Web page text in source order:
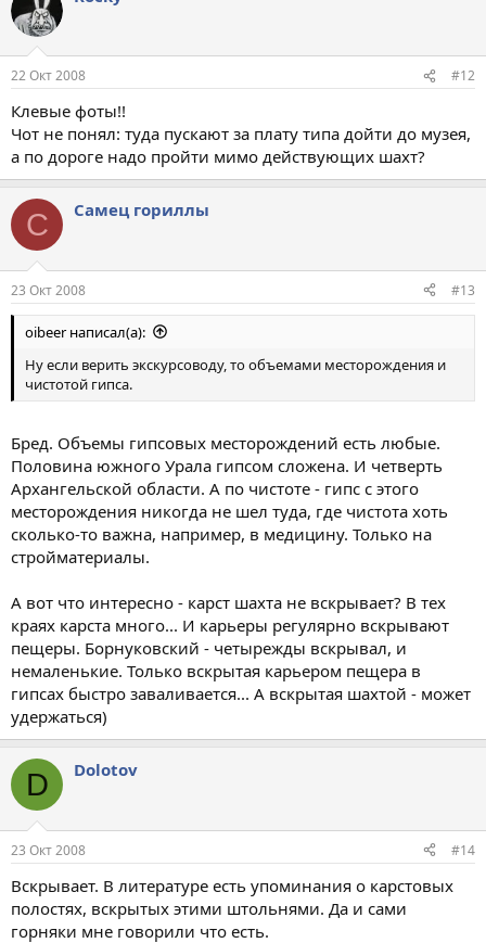
22 Окт 2008 #12
Клевые фоты!!
Чот не понял: туда пускают за плату типа дойти до музея,
а по дороге надо пройти мимо действующих шахт?
С Самец гориллы
23 Окт 2008 #13
oibeer написал(а):
Ну если верить экскурсоводу, то объемами месторождения и
чистотой гипса.
Бред. Объемы гипсовых месторождений есть любые.
Половина южного Урала гипсом сложена. И четверть
Архангельской области. А по чистоте - гипс с этого
месторождения никогда не шел туда, где чистота хоть
сколько-то важна, например, в медицину. Только на
стройматериалы.
А вот что интересно - карст шахта не вскрывает? В тех
краях карста много... И карьеры регулярно вскрывают
пещеры. Борнуковский - четырежды вскрывал, и
немаленькие. Только вскрытая карьером пещера в
гипсах быстро заваливается... А вскрытая шахтой - может
удержаться)
D Dolotov
23 Окт 2008 #14
Вскрывает. В литературе есть упоминания о карстовых
полостях, вскрытых этими штольнями. Да и сами
горняки мне говорили что есть.